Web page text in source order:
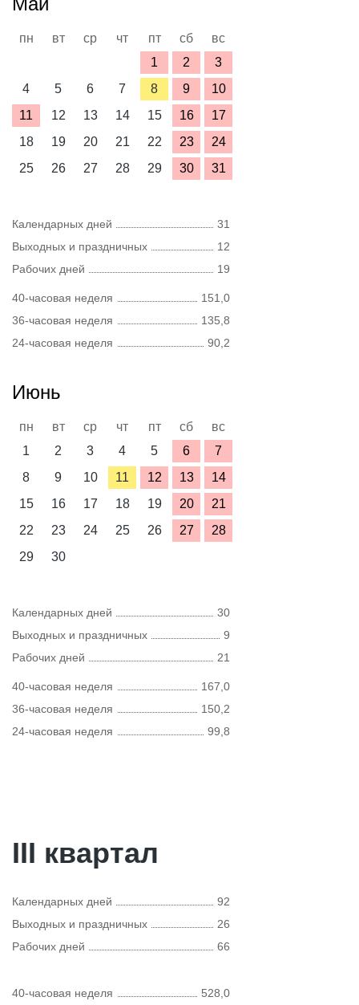
пн вт ср чт пт сб
вс
1
2
3
4
5 6 7 8 9
10
11
12 13 14 15 16
17
18
19 20 21 22 23
24
25
26 27 28 29 30 31
Календарных дней
31
Выходных и праздничных
12
Рабочих дней
19
40-часовая неделя
151,0
36-часовая неделя
135,8
24-часовая неделя
90,2
Июнь
пн вт ср чт пт сб
вс
1
2 3 4 5 6
7
8
9 10 11 12 13
14
15
16 17 18 19 20
21
22
23 24 25 26 27
28
29
30
Календарных дней
30
Выходных и праздничных
9
Рабочих дней
21
40-часовая неделя
167,0
36-часовая неделя
150,2
24-часовая неделя
99,8
III квартал
Календарных дней
92
Выходных и праздничных
26
Рабочих дней
66
40-часовая неделя 528,0